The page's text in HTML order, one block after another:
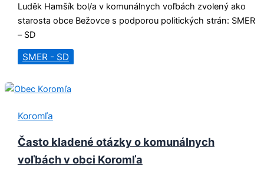
Luděk Hamšík bol/a v komunálnych voľbách zvolený ako
starosta obce Bežovce s podporou politických strán: SMER
– SD
SMER - SD
Koromľa
Často kladené otázky o komunálnych
voľbách v obci Koromľa